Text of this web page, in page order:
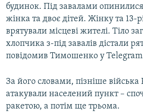
будинок. Під завалами
жінка та двоє дітей. Жінку та 13-
врятували місцеві жителі. Тіло
хлопчика з-під завалів дістали
повідомив Тимошенко у
За його словами, пізніше
атакували населений пункт –
ракетою, а потім ще трьома.